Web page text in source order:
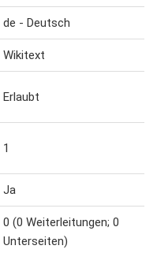
de - Deutsch
Wikitext
Erlaubt
1
Ja
0 (0 Weiterleitungen; 0
Unterseiten)